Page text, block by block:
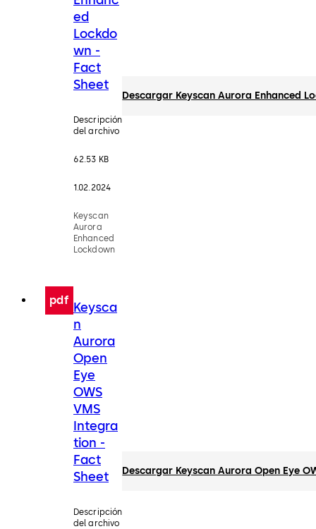
ed
Lockdo
wn -
Fact
Sheet
Descripción
del archivo
62.53 KB
1.02.2024
Keyscan
Aurora
Enhanced
Lockdown
Descargar Keyscan Aurora Enhanced
pdf Keysca
n
Aurora
Open
Eye
OWS
VMS
Integra
tion -
Fact
Sheet
Descripción
del archivo
Descargar Keyscan Aurora Open Eye